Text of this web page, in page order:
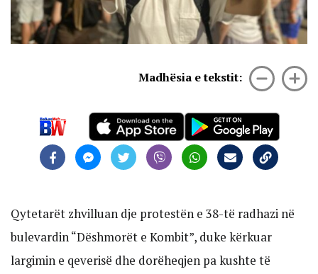
Madhësia e tekstit:
Qytetarët zhvilluan dje protestën e 38-të radhazi në
bulevardin “Dëshmorët e Kombit”, duke kërkuar
largimin e qeverisë dhe dorëheqjen pa kushte të